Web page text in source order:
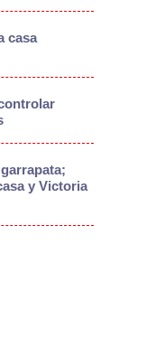
casa
y Victoria